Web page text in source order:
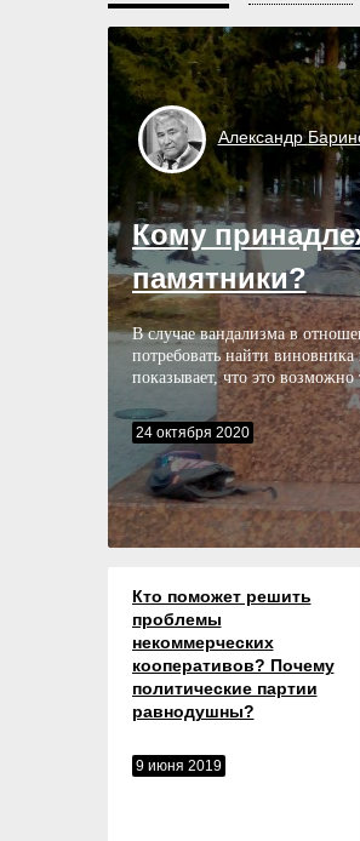
Александр
Кому
памятники?
В случае вандализма в
потребовать найти
показывает, что это
24 октября 2020
Кто поможет решить
проблемы
некоммерческих
кооперативов? Почему
политические партии
равнодушны?
9 июня 2019